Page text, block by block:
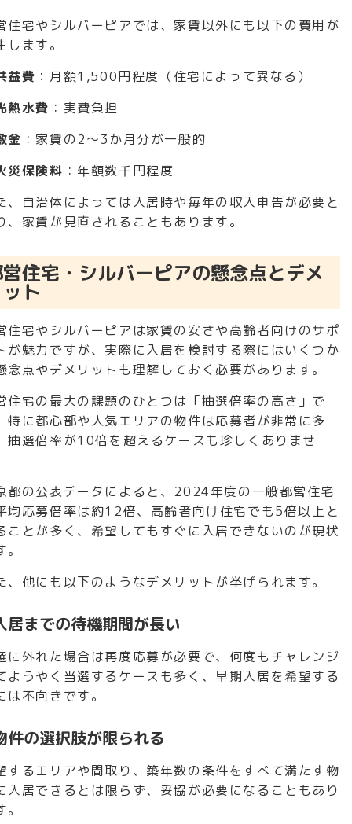
住宅やシルバーピアでは、家賃以外にも以下の費用が
します。
益費 ：月額1,500円程度（住宅によって異なる）
熱水費 ：実費負担
金 ：家賃の2～3か月分が一般的
災保険料 ：年額数千円程度
、自治体によっては入居時や毎年の収入申告が必要と
、家賃が見直されることもあります。
住宅・シルバーピアの懸念点とデメ
ト
住宅やシルバーピアは家賃の安さや高齢者向けのサポ
が魅力ですが、実際に入居を検討する際にはいくつか
念点やデメリットも理解しておく必要があります。
住宅の最大の課題のひとつは「抽選倍率の高さ」で
特に都心部や人気エリアの物件は応募者が非常に多
抽選倍率が10倍を超えるケースも珍しくありませ
都の公表データによると、2024年度の一般都営住宅
均応募倍率は約12倍、高齢者向け住宅でも5倍以上と
ことが多く、希望してもすぐに入居できないのが現状
、他にも以下のようなデメリットが挙げられます。
居までの待機期間が長い
に外れた場合は再度応募が必要で、何度もチャレンジ
ようやく当選するケースも多く、早期入居を希望する
は不向きです。
件の選択肢が限られる
するエリアや間取り、築年数の条件をすべて満たす物
入居できるとは限らず、妥協が必要になることもあり